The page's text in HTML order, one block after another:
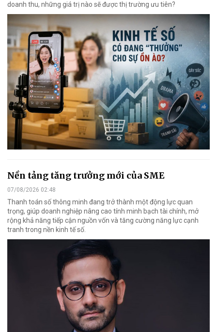
doanh thu, những giá trị nào sẽ được thị trường ưu tiên?
Nền tảng tăng trưởng mới của SME
07/08/2026 02:48
Thanh toán số thông minh đang trở thành một động lực quan
trọng, giúp doanh nghiệp nâng cao tính minh bạch tài chính, mở
rộng khả năng tiếp cận nguồn vốn và tăng cường năng lực cạnh
tranh trong nền kinh tế số.